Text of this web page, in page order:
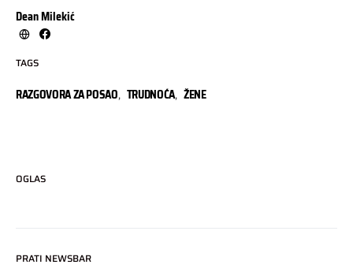
Dean Milekić
TAGS
RAZGOVORA ZA POSAO, TRUDNOĆA, ŽENE
OGLAS
PRATI NEWSBAR